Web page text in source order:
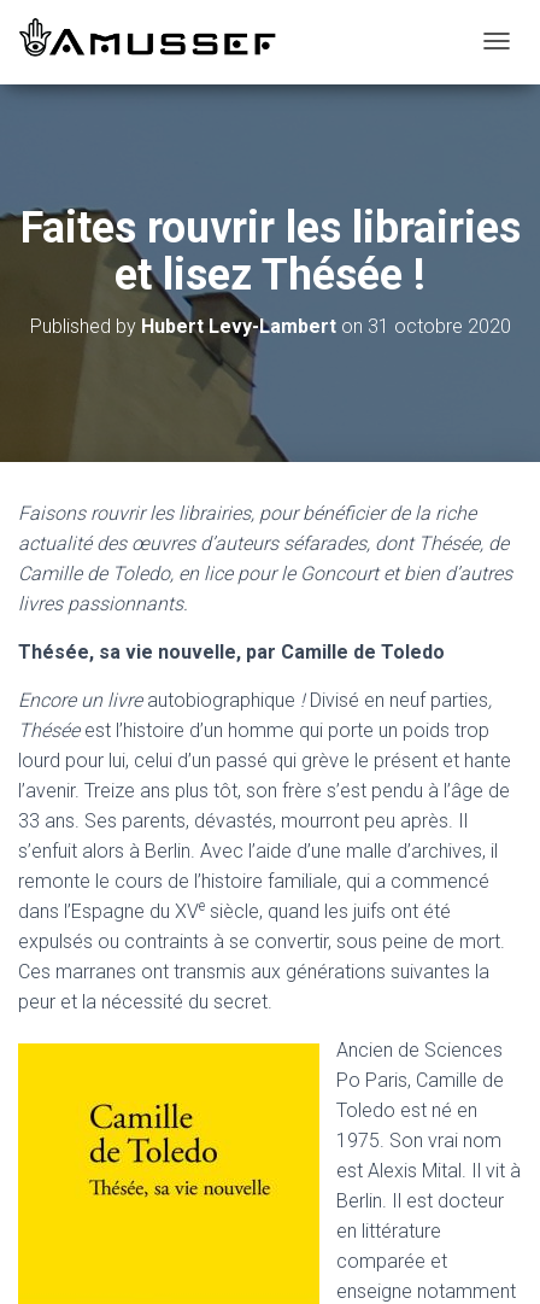
O
A
V
T
Faites rouvrir les librairies
et lisez Thésée !
Published by Hubert Levy-Lamberton 31 octobre 2020
Faisons rouvrir les librairies, pour bénéficier de la riche
actualité des œuvres d’auteurs séfarades, dont Thésée, de
Camille de Toledo, en lice pour le Goncourt et bien d’autres
livres passionnants.
Thésée, sa vie nouvelle, par Camille de Toledo
Encore un livre autobiographique ! Divisé en neuf parties,
Thésée est l’histoire d’un homme qui porte un poids trop
lourd pour lui, celui d’un passé qui grève le présent et hante
l’avenir. Treize ans plus tôt, son frère s’est pendu à l’âge de
33 ans. Ses parents, dévastés, mourront peu après. Il
s’enfuit alors à Berlin. Avec l’aide d’une malle d’archives, il
remonte le cours de l’histoire familiale, qui a commencé
dans l’Espagne du XVe siècle, quand les juifs ont été
expulsés ou contraints à se convertir, sous peine de mort.
Ces marranes ont transmis aux générations suivantes la
peur et la nécessité du secret.
Ancien de Sciences
Po Paris, Camille de
Toledo est né en
1975. Son vrai nom
est Alexis Mital. Il vit à
Berlin. Il est docteur
en littérature
comparée et
enseigne notamment